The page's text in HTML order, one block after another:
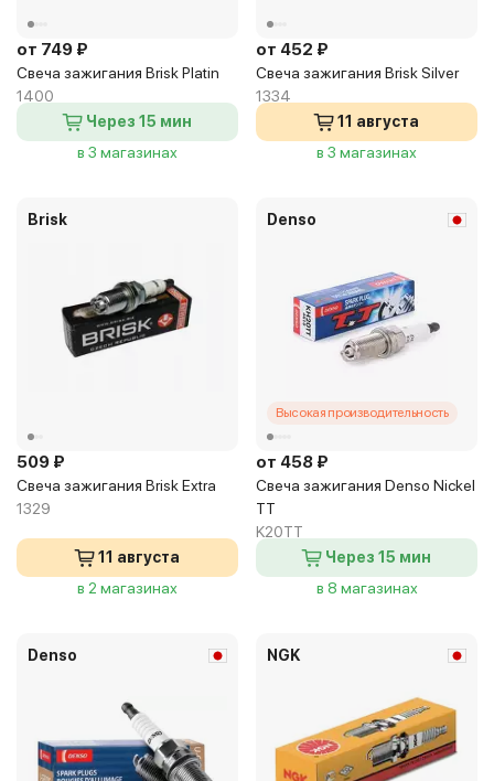
от 749 ₽
Свеча зажигания Brisk Platin
1400
Через 15 мин
в 3 магазинах
от 452 ₽
Свеча зажигания Brisk Silver
1334
11 августа
в 3 магазинах
Brisk
509 ₽
Свеча зажигания Brisk Extra
1329
11 августа
в 2 магазинах
Denso
Высокая производительность
от 458 ₽
Свеча зажигания Denso Nickel
TT
K20TT
Через 15 мин
в 8 магазинах
Denso NGK